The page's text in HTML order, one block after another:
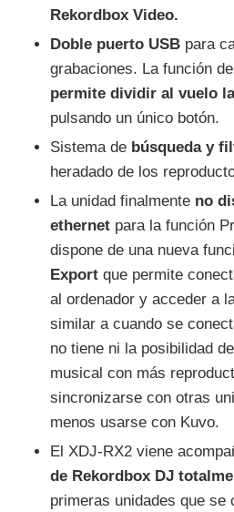
Rekordbox Video.
Doble puerto USB para
grabaciones. La función
permite dividir al vuelo
pulsando un único botón.
Sistema de búsqueda y
heradado de los
La unidad finalmente no
ethernet para la función
dispone de una nueva
Export que permite
al ordenador y acceder a
similar a cuando se
no tiene ni la posibilidad
musical con más
sincronizarse con otras
menos usarse con Kuvo.
El XDJ-RX2 viene
de Rekordbox DJ
primeras unidades que